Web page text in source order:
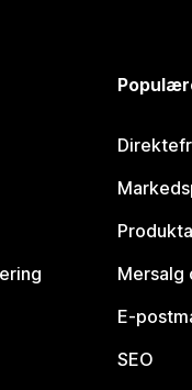
Mersalg
E-
SEO